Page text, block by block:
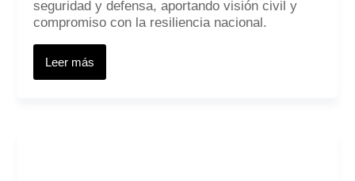
seguridad y defensa, aportando visión civil y
compromiso con la resiliencia nacional.
Leer más